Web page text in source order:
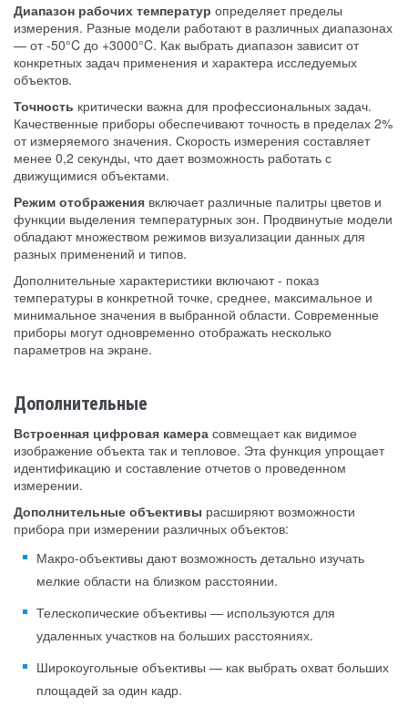
Диапазон рабочих температур определяет пределы
измерения. Разные модели работают в различных диапазонах
— от -50°C до +3000°C. Как выбрать диапазон зависит от
конкретных задач применения и характера исследуемых
объектов.
Точность критически важна для профессиональных задач.
Качественные приборы обеспечивают точность в пределах 2%
от измеряемого значения. Скорость измерения составляет
менее 0,2 секунды, что дает возможность работать с
движущимися объектами.
Режим отображения включает различные палитры цветов и
функции выделения температурных зон. Продвинутые модели
обладают множеством режимов визуализации данных для
разных применений и типов.
Дополнительные характеристики включают - показ
температуры в конкретной точке, среднее, максимальное и
минимальное значения в выбранной области. Современные
приборы могут одновременно отображать несколько
параметров на экране.
Дополнительные
Встроенная цифровая камера совмещает как видимое
изображение объекта так и тепловое. Эта функция упрощает
идентификацию и составление отчетов о проведенном
измерении.
Дополнительные объективы расширяют возможности
прибора при измерении различных объектов:
Макро-объективы дают возможность детально изучать
мелкие области на близком расстоянии.
Телескопические объективы — используются для
удаленных участков на больших расстояниях.
Широкоугольные объективы — как выбрать охват больших
площадей за один кадр.